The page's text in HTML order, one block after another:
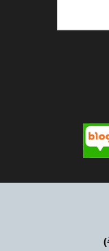
② 시스템 점검, 교
스가 불가능할 경
부 또는 일부를 일
③ 기타 회사는 서
④ 회사는 제 2항
여 배상하지 않습니
제3장 권리 및 의무
공할 수 있도록 최
(